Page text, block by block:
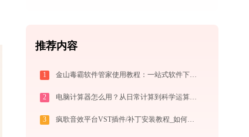
推荐内容
1 金山毒霸软件管家使用教程：一站式软件下载安装管理，让电脑始终保持最佳状态
2 电脑计算器怎么用？从日常计算到科学运算的完全指南（附隐藏功能）
3 疯歌音效平台VST插件/补丁安装教程_如何加载插件效果包